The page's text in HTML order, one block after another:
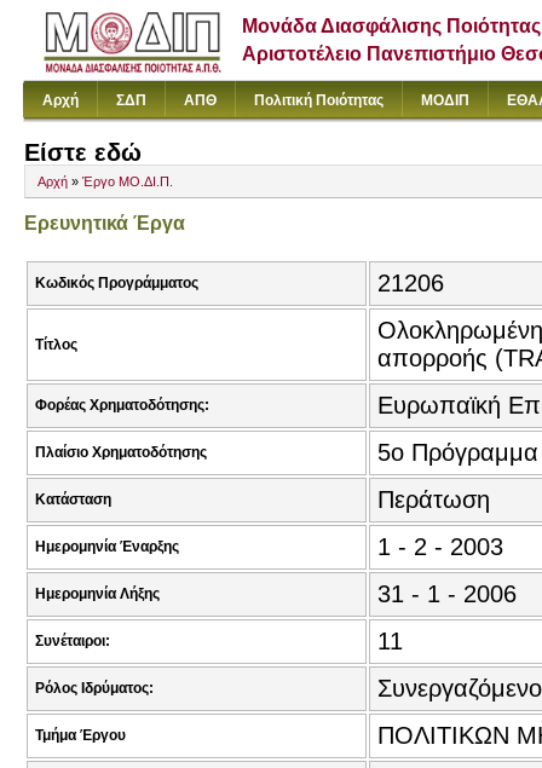
Μονάδα Διασφάλισης Ποιότητας
Αριστοτέλειο Πανεπιστήμιο
Αρχή ΣΔΠ ΑΠΘ Πολιτική Ποιότητας ΜΟΔΙΠ
Είστε εδώ
Αρχή » Έργο ΜΟ.ΔΙ.Π.
Ερευνητικά Έργα
Κωδικός Προγράμματος 21206
Τίτλος
Ολοκληρωμένη
απορροής
Φορέας Χρηματοδότησης: Ευρωπαϊκή
Πλαίσιο Χρηματοδότησης 5o Πρόγραμμα
Κατάσταση Περάτωση
Ημερομηνία Έναρξης 1 - 2 - 2003
Ημερομηνία Λήξης 31 - 1 - 2006
Συνέταιροι: 11
Ρόλος Ιδρύματος:
Τμήμα Έργου ΠΟΛΙΤΙΚΩΝ